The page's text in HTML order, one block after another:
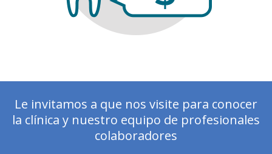
Le invitamos a que nos visite para conocer
la clínica y nuestro equipo de profesionales
colaboradores